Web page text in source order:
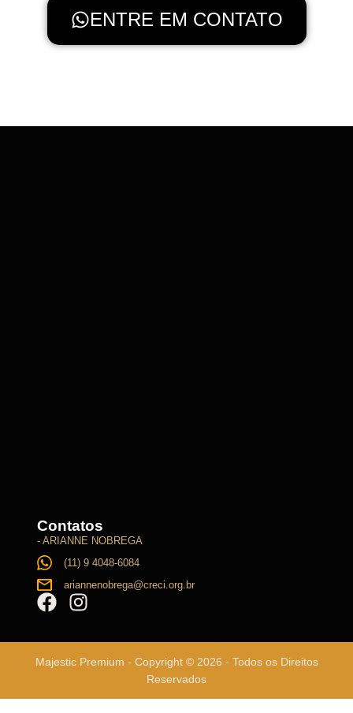
ENTRE EM CONTATO
Contatos
- ARIANNE NOBREGA
(11) 9 4048-6084
ariannenobrega@creci.org.br
Majestic Premium - Copyright © 2026 - Todos os Direitos
Reservados